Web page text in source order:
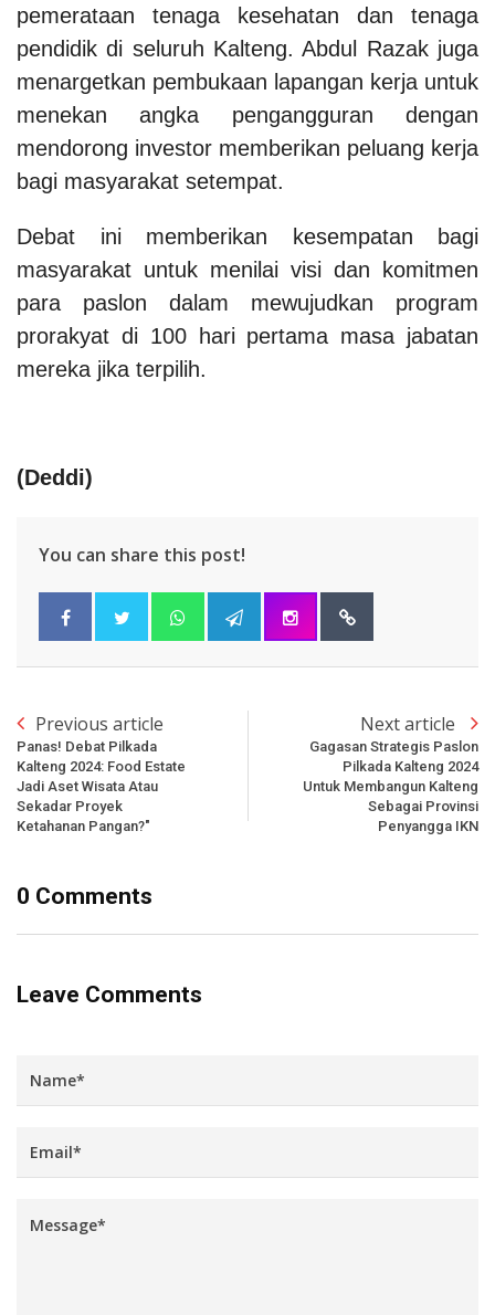
pemerataan tenaga kesehatan dan tenaga
pendidik di seluruh Kalteng. Abdul Razak juga
menargetkan pembukaan lapangan kerja untuk
menekan angka pengangguran dengan
mendorong investor memberikan peluang kerja
bagi masyarakat setempat.
Debat ini memberikan kesempatan bagi
masyarakat untuk menilai visi dan komitmen
para paslon dalam mewujudkan program
prorakyat di 100 hari pertama masa jabatan
mereka jika terpilih.
(Deddi)
You can share this post!
Previous article
Panas! Debat Pilkada
Kalteng 2024: Food Estate
Jadi Aset Wisata Atau
Sekadar Proyek
Ketahanan Pangan?"
Next article
Gagasan Strategis Paslon
Pilkada Kalteng 2024
Untuk Membangun Kalteng
Sebagai Provinsi
Penyangga IKN
0 Comments
Leave Comments